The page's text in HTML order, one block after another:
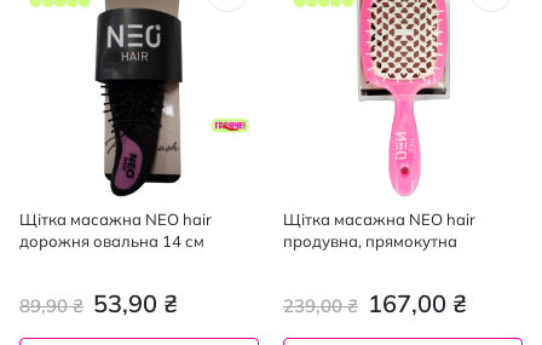
Щітка масажна NEO hair
дорожня овальна 14 см
53,90 ₴
89,90 ₴
Щітка масажна NEO hair
продувна, прямокутна
167,00 ₴
239,00 ₴